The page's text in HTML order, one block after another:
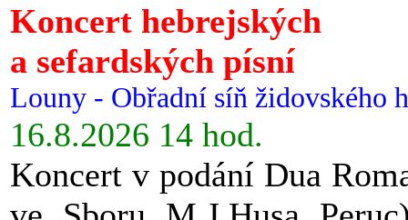
Koncert hebrejských
a sefardských písní
Louny - Obřadní síň židovského
16.8.2026 14 hod.
Koncert v podání Dua